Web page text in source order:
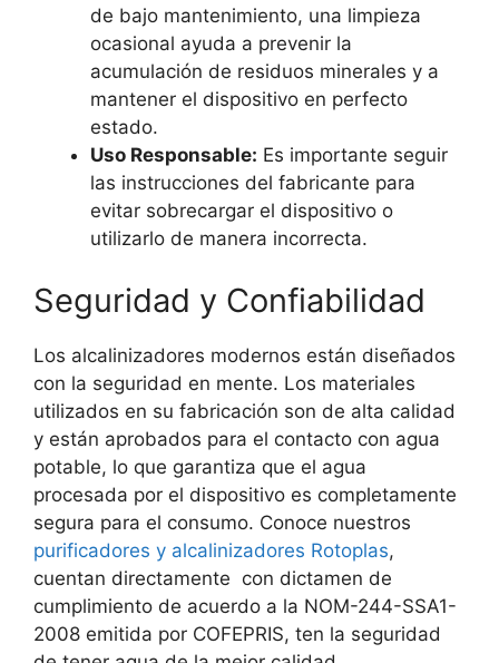
de bajo mantenimiento, una limpieza
ocasional ayuda a prevenir la
acumulación de residuos minerales y a
mantener el dispositivo en perfecto
estado.
Uso Responsable: Es importante seguir
las instrucciones del fabricante para
evitar sobrecargar el dispositivo o
utilizarlo de manera incorrecta.
Seguridad y Confiabilidad
Los alcalinizadores modernos están diseñados
con la seguridad en mente. Los materiales
utilizados en su fabricación son de alta calidad
y están aprobados para el contacto con agua
potable, lo que garantiza que el agua
procesada por el dispositivo es completamente
segura para el consumo. Conoce nuestros
purificadores y alcalinizadores Rotoplas,
cuentan directamente con dictamen de
cumplimiento de acuerdo a la NOM-244-SSA1-
2008 emitida por COFEPRIS, ten la seguridad